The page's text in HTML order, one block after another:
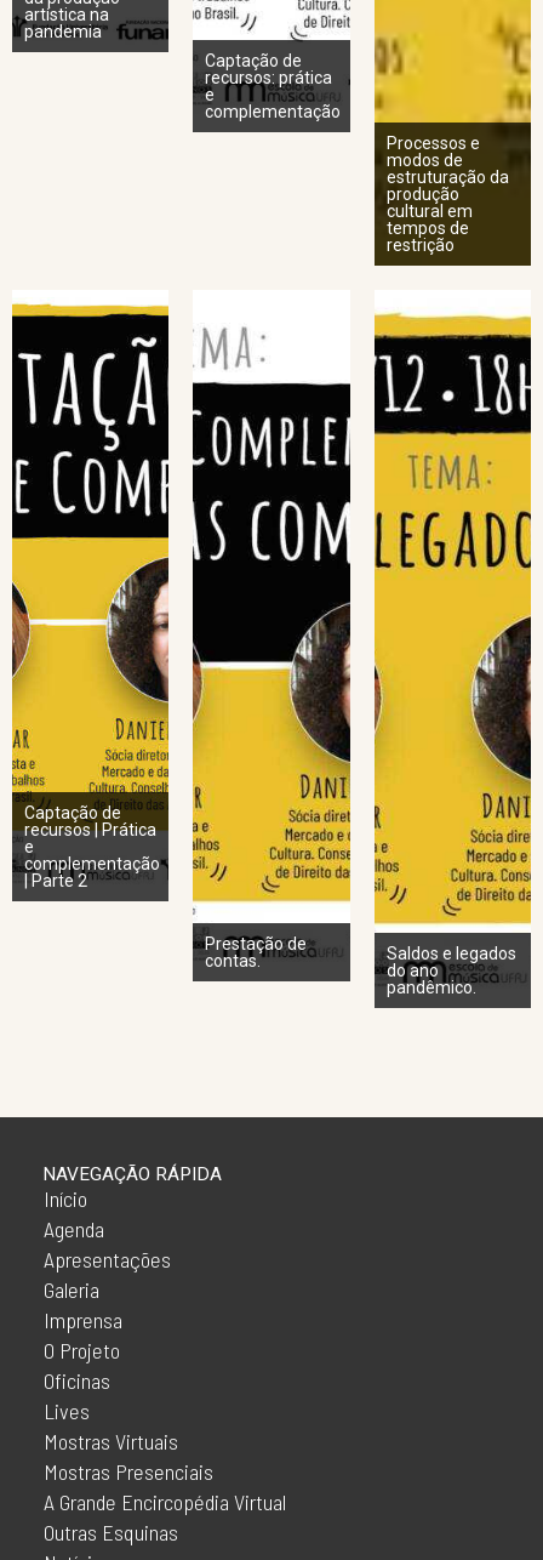
artística na
pandemia
Captação de
recursos: prática
e
complementação
Processos e
modos de
estruturação da
produção
cultural em
tempos de
restrição
Captação de
recursos | Prática
e
complementação
| Parte 2
Prestação de
contas.
Saldos e legados
do ano
pandêmico.
Início
Agenda
Apresentações
Galeria
Imprensa
O Projeto
Oficinas
Lives
Mostras Virtuais
Mostras Presenciais
A Grande Encircopédia Virtual
Outras Esquinas
NAVEGAÇÃO RÁPIDA